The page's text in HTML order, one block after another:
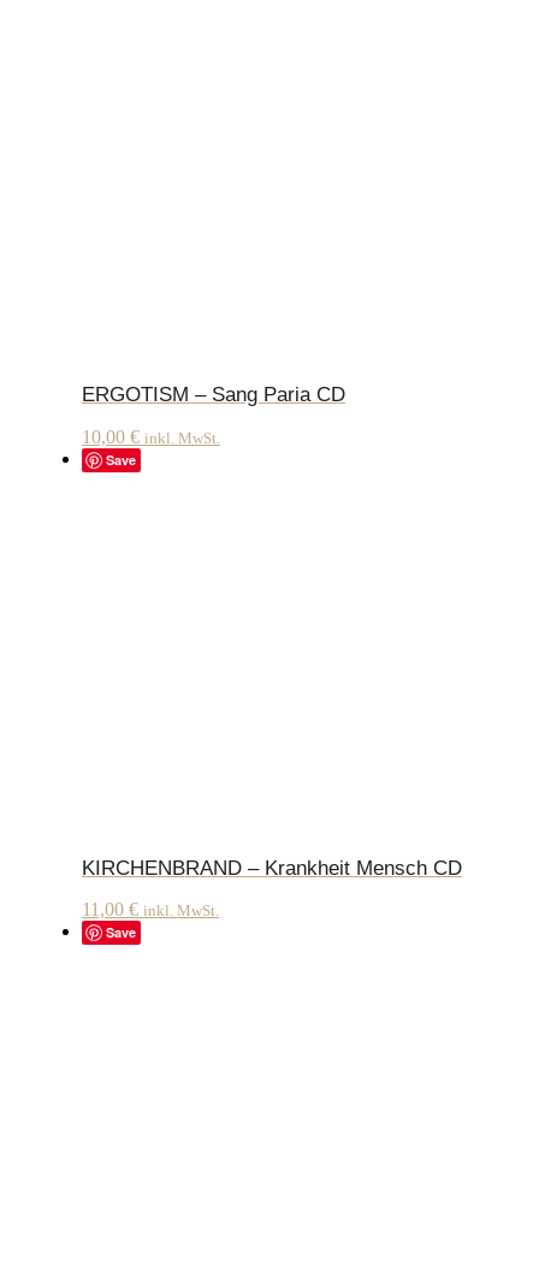
ERGOTISM – Sang Paria CD
10,00 € inkl. MwSt.
Save
KIRCHENBRAND – Krankheit Mensch CD
11,00 € inkl. MwSt.
Save